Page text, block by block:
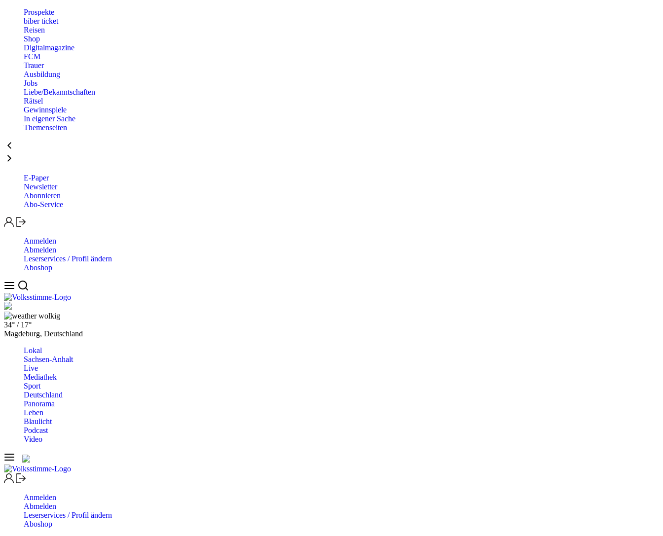
Prospekte
biber ticket
Reisen
Shop
Digitalmagazine
FCM
Trauer
Ausbildung
Jobs
Liebe/Bekanntschaften
Rätsel
Gewinnspiele
In eigener Sache
Themenseiten
E-Paper
Newsletter
Abonnieren
Abo-Service
Anmelden
Abmelden
Leserservices / Profil ändern
Aboshop
wolkig
34° / 17°
Magdeburg, Deutschland
Lokal
Sachsen-Anhalt
Live
Mediathek
Sport
Deutschland
Panorama
Leben
Blaulicht
Podcast
Video
Anmelden
Abmelden
Leserservices / Profil ändern
Aboshop